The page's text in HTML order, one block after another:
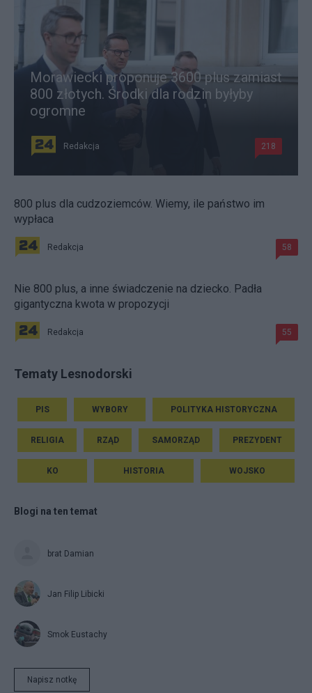
Morawiecki proponuje 3600 plus zamiast
800 złotych. Środki dla rodzin byłyby
ogromne
Redakcja 218
800 plus dla cudzoziemców. Wiemy, ile państwo im
wypłaca
Redakcja 58
Nie 800 plus, a inne świadczenie na dziecko. Padła
gigantyczna kwota w propozycji
Redakcja 55
Tematy Lesnodorski
PIS WYBORY POLITYKA HISTORYCZNA
RELIGIA RZĄD SAMORZĄD PREZYDENT
KO HISTORIA WOJSKO
Blogi na ten temat
brat Damian
Jan Filip Libicki
Smok Eustachy
Napisz notkę